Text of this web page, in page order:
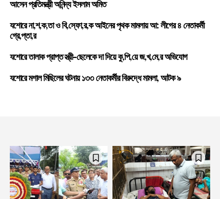
আসেন প্রতিমন্ত্রী অনিন্দ্য ইসলাম অমিত
যশোরে না,শ,ক,তা ও বি,স্ফো,র,ক আইনের পৃথক মামলায় আ: লীগের ৪ নেতাকর্মী
গ্রে,প্তা,র
যশোরে তালাক প্রাপ্ত স্ত্রী-ছেলেকে দা দিয়ে কু,পি,য়ে জ,খ,মে,র অভিযোগ
যশোরে মশাল মিছিলের ঘটনায় ১৩৩ নেতাকর্মীর বিরুদ্ধে মামলা, আটক ৯